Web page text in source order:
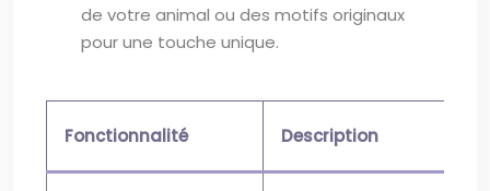
de votre animal ou des motifs originaux
pour une touche unique.
Fonctionnalité Description